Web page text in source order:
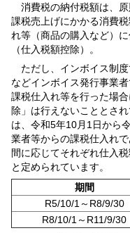
消費税の納付税額は、
課税売上げにかかる消費
れ等（商品の購入など）
（仕入税額控除）。
ただし、インボイス制
などインボイス発行事業
課税仕入れ等を行った場
除」は行えないこととさ
は、令和5年10月1日から
業者等からの課税仕入れ
間に応じてそれぞれ仕入
と定められています。
期間
R5/10/1～R8/9/30
R8/10/1～R11/9/30